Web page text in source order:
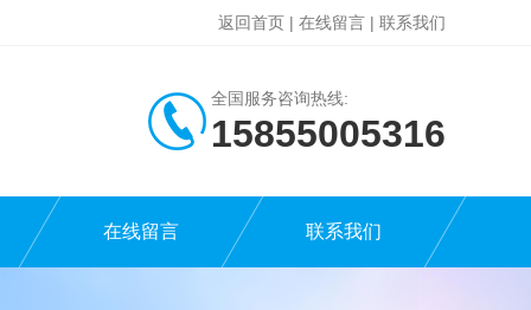
返回首页 | 在线留言 | 联系我们
全国服务咨询热线:
15855005316
在线留言 联系我们